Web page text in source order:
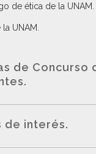
de ética de la UNAM
UNAM
de Concurso
.
de interés.